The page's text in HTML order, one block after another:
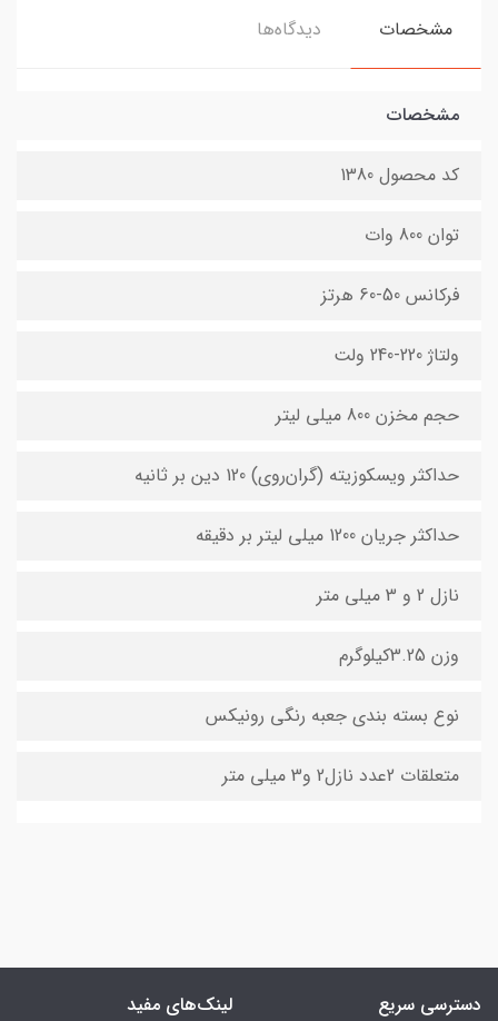
مشخصات دیدگاه‌ها
مشخصات
کد محصول 1380
توان 800 وات
فرکانس 50-60 هرتز
ولتاژ 220-240 ولت
حجم مخزن 800 میلی لیتر
حداکثر ویسکوزیته (گران‌روی) 120 دین بر ثانیه
حداکثر جریان 1200 میلی لیتر بر دقیقه
نازل 2 و 3 میلی متر
وزن 3.25کیلوگرم
نوع بسته بندی جعبه رنگی رونیکس
متعلقات 2عدد نازل2 و3 میلی متر
دسترسی سریع لینک‌های مفید